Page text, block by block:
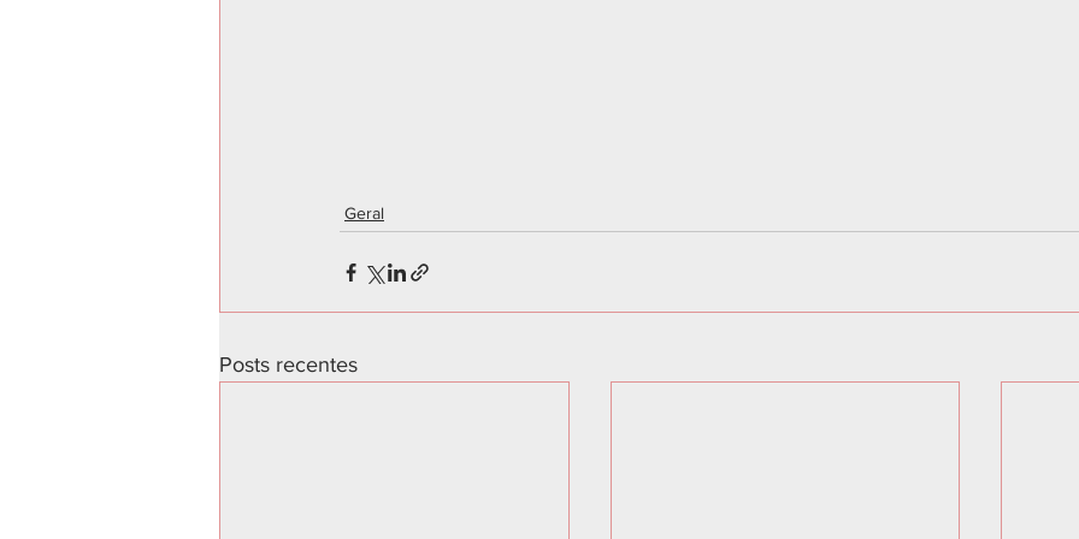
Geral
Posts recentes